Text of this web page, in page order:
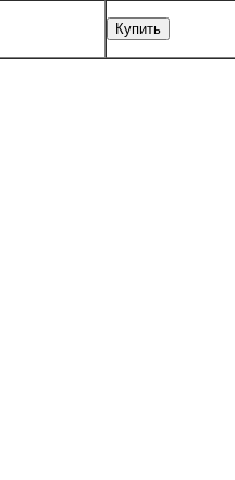
Купить